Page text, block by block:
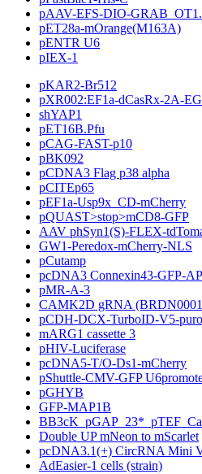
pAAV-EFS-DIO-
pET28a-mOrange(M163A)
pENTR U6
pIEX-1
pKAR2-Br512
pXR002:EF1a-dCasRx-2A-
shYAP1
pET16B.Pfu
pCAG-FAST-p10
pBK092
pCDNA3 Flag p38 alpha
pCITEp65
pEF1a-Usp9x_CD-mCherry
pQUAST>stop>mCD8-GFP
AAV phSyn1(S)-FLEX-
GW1-Peredox-mCherry-NLS
pCutamp
pcDNA3 Connexin43-GFP-
pMR-A-3
CAMK2D gRNA
pCDH-DCX-TurboID-V5-puro
mARG1 cassette 3
pHIV-Luciferase
pcDNA5-T/O-Ds1-mCherry
pShuttle-CMV-GFP
pGHYB
GFP-MAP1B
Double UP mNeon to mScarlet
pcDNA3.1(+) CircRNA Mini
AdEasier-1 cells (strain)